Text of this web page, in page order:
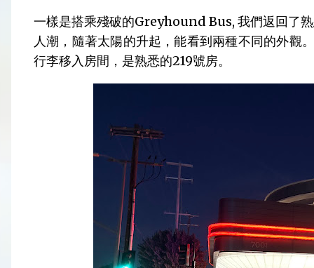
一樣是搭乘殘破的Greyhound Bus, 我們返回了
人潮，隨著太陽的升起，能看到兩種不同的外
行李移入房間，是熟悉的219號房。